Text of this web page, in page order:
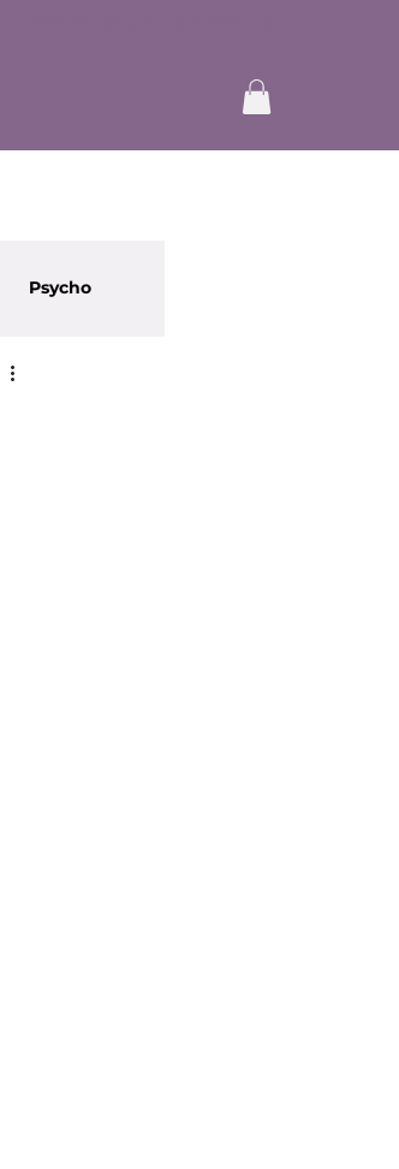
Psycho